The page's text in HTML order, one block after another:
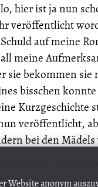
hier ist ja nun
veröffentlicht
auf meine
meine
sie bekommen sie
bisschen
Kurzgeschichte
veröffentlicht,
bei den
Website anonym